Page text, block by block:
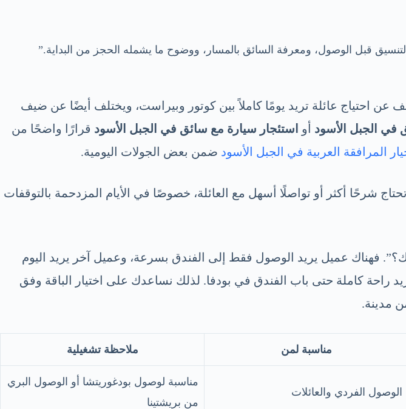
قبل الوصول، ومعرفة السائق بالمسار، ووضوح ما يشمله الحجز من البداية.”
عن احتياج عائلة تريد يومًا كاملاً بين كوتور وبيراست، ويختلف أيضًا عن ضيف
في الجبل الأسود أو استئجار سيارة مع سائق في الجبل الأسود قرارًا واضحًا من
المرافقة العربية في الجبل الأسود ضمن بعض الجولات اليومية.
شرحًا أكثر أو تواصلًا أسهل مع العائلة، خصوصًا في الأيام المزدحمة بالتوقفات
فهناك عميل يريد الوصول فقط إلى الفندق بسرعة، وعميل آخر يريد اليوم
راحة كاملة حتى باب الفندق في بودفا. لذلك نساعدك على اختيار الباقة وفق
مدينة.
مناسبة لمن ملاحظة تشغيلية
الوصول الفردي والعائلات
مناسبة لوصول بودغوريتشا أو الوصول البري
من بريشتينا